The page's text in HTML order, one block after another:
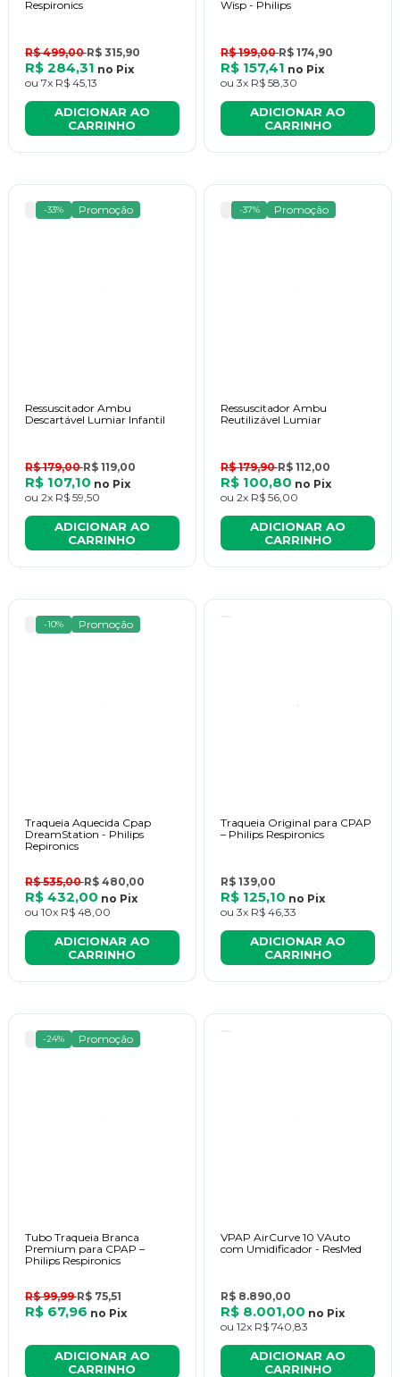
Respironics
R$ 499,00R$ 315,90
R$ 284,31 no Pix
ou 7x R$ 45,13
ADICIONAR AO
CARRINHO
Wisp - Philips
R$ 199,00R$ 174,90
R$ 157,41 no Pix
ou 3x R$ 58,30
ADICIONAR AO
CARRINHO
-33% Promoção
Ressuscitador Ambu
Descartável Lumiar Infantil
R$ 179,00R$ 119,00
R$ 107,10 no Pix
ou 2x R$ 59,50
ADICIONAR AO
CARRINHO
-37% Promoção
Ressuscitador Ambu
Reutilizável Lumiar
R$ 179,90R$ 112,00
R$ 100,80 no Pix
ou 2x R$ 56,00
ADICIONAR AO
CARRINHO
-10% Promoção
Traqueia Aquecida Cpap
DreamStation - Philips
Repironics
R$ 535,00R$ 480,00
R$ 432,00 no Pix
ou 10x R$ 48,00
ADICIONAR AO
CARRINHO
Traqueia Original para CPAP
– Philips Respironics
R$ 139,00
R$ 125,10 no Pix
ou 3x R$ 46,33
ADICIONAR AO
CARRINHO
-24% Promoção
Tubo Traqueia Branca
Premium para CPAP –
Philips Respironics
R$ 99,99R$ 75,51
R$ 67,96 no Pix
ADICIONAR AO
CARRINHO
VPAP AirCurve 10 VAuto
com Umidificador - ResMed
R$ 8.890,00
R$ 8.001,00 no Pix
ou 12x R$ 740,83
ADICIONAR AO
CARRINHO